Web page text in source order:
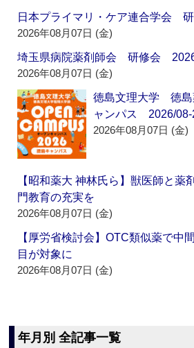
日本プライマリ・ケア連合学会
2026年08月07日 (金)
埼玉県病院薬剤師会 研修会
2026年08月07日 (金)
徳島文理大学 徳
ャンパス 2026/08-
2026年08月07日 (金)
【昭和薬大 神林氏ら】獣医師と薬
門教育の充実を
2026年08月07日 (金)
【厚労省検討会】OTC類似薬で中
目が対象に
2026年08月07日 (金)
年月別 全記事一覧